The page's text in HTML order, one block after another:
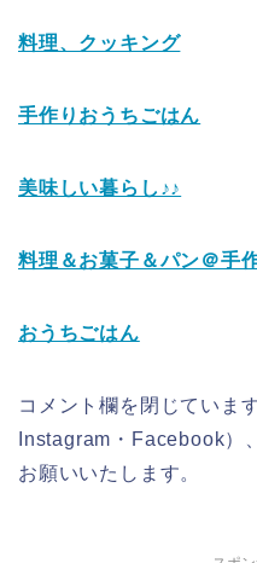
料理、クッキング
手作りおうちごはん
美味しい暮らし♪♪
料理＆お菓子＆パン＠手
おうちごはん
コメント欄を閉じていま
Instagram・Facebook）
お願いいたします。